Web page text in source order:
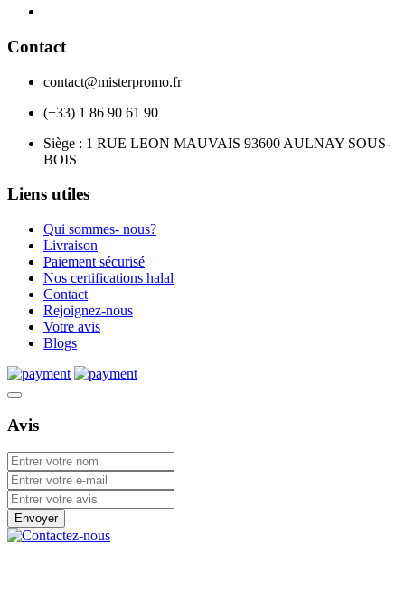
Contact
contact@misterpromo.fr
(+33) 1 86 90 61 90
Siège : 1 RUE LEON MAUVAIS 93600 AULNAY SOUS-
BOIS
Liens utiles
Qui sommes- nous?
Livraison
Paiement sécurisé
Nos certifications halal
Contact
Rejoignez-nous
Votre avis
Blogs
Avis
Envoyer